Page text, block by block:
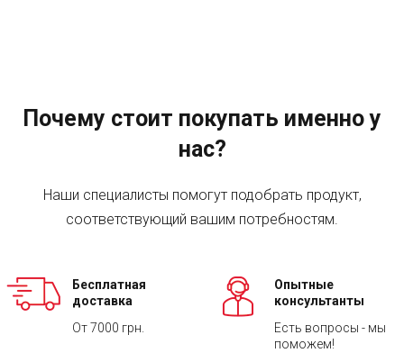
Почему стоит покупать именно у
нас?
Наши специалисты помогут подобрать продукт,
соответствующий вашим потребностям.
Бесплатная
доставка
От 7000 грн.
Опытные
консультанты
Есть вопросы - мы
поможем!